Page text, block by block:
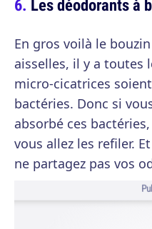
Les déodorants à
En gros voilà le
aisselles, il y a toutes
micro-cicatrices
bactéries. Donc si
absorbé ces
vous allez les refiler.
ne partagez pas vos